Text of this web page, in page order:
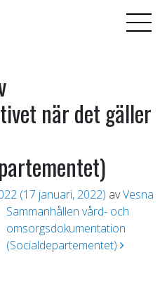
när det gäller
(17 januari, 2022) avVesna
Sammanhållen vård- och
omsorgsdokumentation
(Socialdepartementet)